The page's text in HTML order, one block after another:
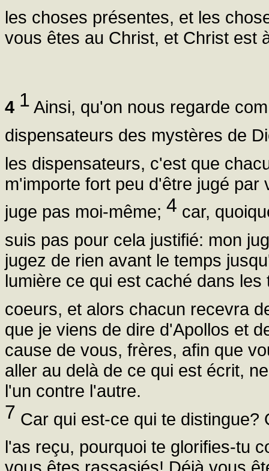
les choses présentes, et les
vous êtes au Christ, et Christ est
4 1 Ainsi, qu'on nous regarde
dispensateurs des mystères de
les dispensateurs, c'est que
m'importe fort peu d'être jugé
juge pas moi-même; 4 car,
suis pas pour cela justifié: mon
jugez de rien avant le temps
lumière ce qui est caché dans
coeurs, et alors chacun recevra
que je viens de dire d'Apollos et
cause de vous, frères, afin que
aller au delà de ce qui est écrit,
l'un contre l'autre.
7 Car qui est-ce qui te
l'as reçu, pourquoi te glorifies-tu